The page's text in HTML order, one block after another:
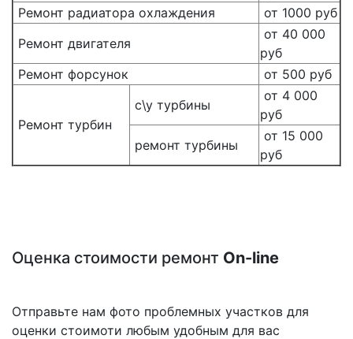
Ремонт радиатора охлаждения
от 1000 руб
Ремонт двигателя
от 40 000
руб
Ремонт форсунок
от 500 руб
Ремонт турбин
с\у турбины
от 4 000
руб
ремонт турбины
от 15 000
руб
Оценка стоимости ремонт On-line
Отправьте нам фото проблемных участков для
оценки стоимоти любым удобным для вас